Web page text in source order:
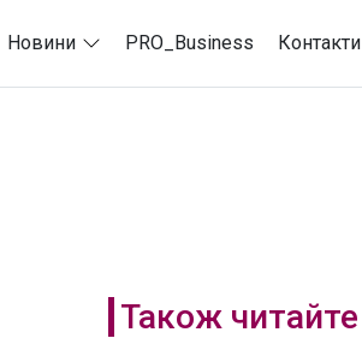
Новини PRO_Business Контакти
Також читайте